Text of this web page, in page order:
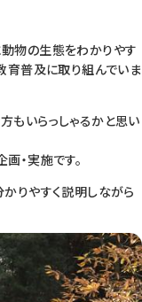
物の生態をわかりやす
育普及に取り組んでいま
もいらっしゃるかと思い
・実施です。
りやすく説明しながら